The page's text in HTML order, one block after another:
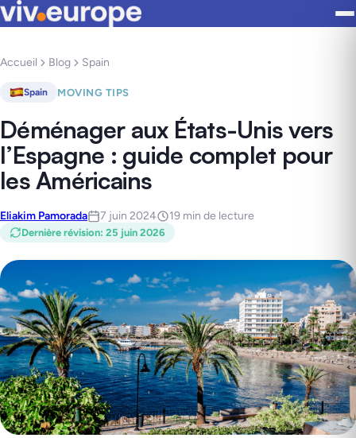
Accueil Blog Spain
Spain MOVING TIPS
Déménager aux États-Unis vers
l’Espagne : guide complet pour
les Américains
Eliakim Pamorada 7 juin 2024 19 min de lecture
Dernière révision: 25 juin 2026